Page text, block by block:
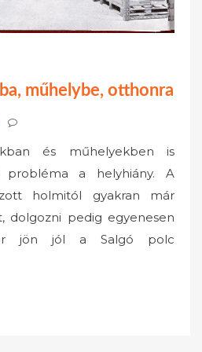
műhelybe, otthonra
és műhelyekben is
probléma a helyhiány. A
holmitól gyakran már
dolgozni pedig egyenesen
jön jól a Salgó polc